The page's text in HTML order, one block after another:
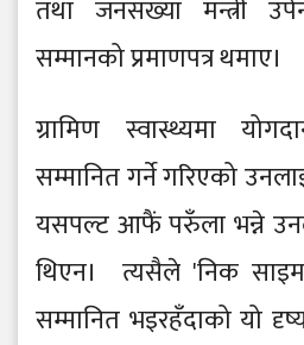
तथा जनसंख्या मन्त्री
सम्मानको प्रमाणपत्र थमाए।
ग्रामिण स्वास्थ्यमा
सम्मानित गर्ने गरिएको
यसपल्ट आफैं परुँला भन्ने
थिएन। त्यसैले 'निक
सम्मानित भइरहँदाको यो